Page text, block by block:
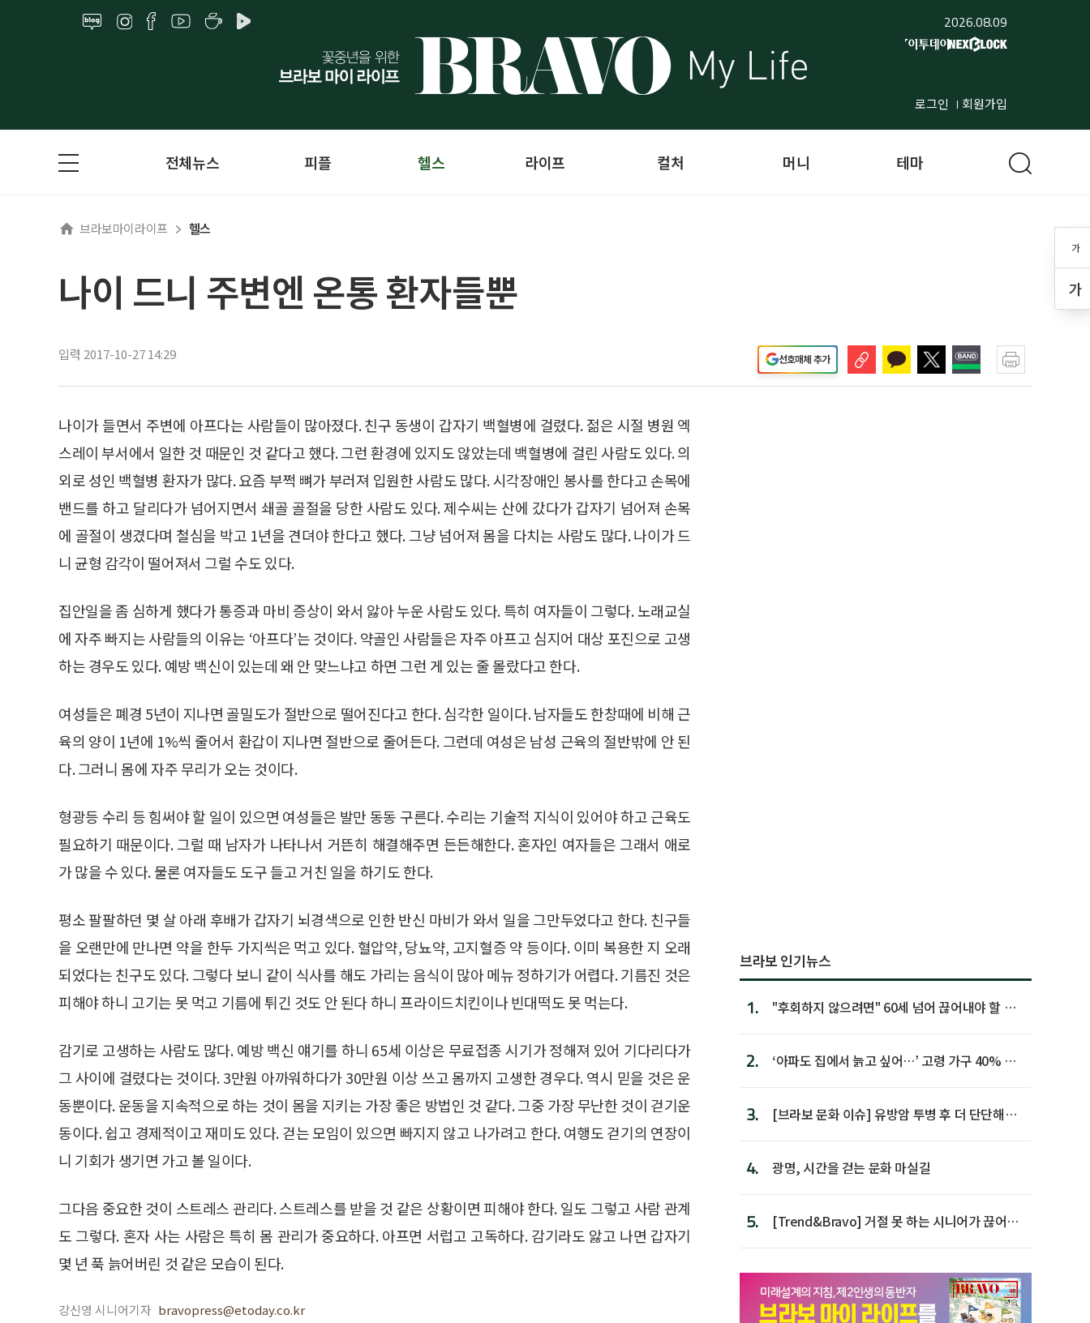
2026.08.09
로그인 회원가입
가
가
전체뉴스 피플 헬스 라이프 컬처 머니 테마
브라보마이라이프 헬스
나이 드니 주변엔 온통 환자들뿐
입력 2017-10-27 14:29 선호매체 추가
나이가 들면서 주변에 아프다는 사람들이 많아졌다. 친구 동생이 갑자기 백혈병에 걸렸다. 젊은 시절 병원 엑
스레이 부서에서 일한 것 때문인 것 같다고 했다. 그런 환경에 있지도 않았는데 백혈병에 걸린 사람도 있다. 의
외로 성인 백혈병 환자가 많다. 요즘 부쩍 뼈가 부러져 입원한 사람도 많다. 시각장애인 봉사를 한다고 손목에
밴드를 하고 달리다가 넘어지면서 쇄골 골절을 당한 사람도 있다. 제수씨는 산에 갔다가 갑자기 넘어져 손목
에 골절이 생겼다며 철심을 박고 1년을 견뎌야 한다고 했다. 그냥 넘어져 몸을 다치는 사람도 많다. 나이가 드
니 균형 감각이 떨어져서 그럴 수도 있다.
집안일을 좀 심하게 했다가 통증과 마비 증상이 와서 앓아 누운 사람도 있다. 특히 여자들이 그렇다. 노래교실
에 자주 빠지는 사람들의 이유는 ‘아프다’는 것이다. 약골인 사람들은 자주 아프고 심지어 대상 포진으로 고생
하는 경우도 있다. 예방 백신이 있는데 왜 안 맞느냐고 하면 그런 게 있는 줄 몰랐다고 한다.
여성들은 폐경 5년이 지나면 골밀도가 절반으로 떨어진다고 한다. 심각한 일이다. 남자들도 한창때에 비해 근
육의 양이 1년에 1%씩 줄어서 환갑이 지나면 절반으로 줄어든다. 그런데 여성은 남성 근육의 절반밖에 안 된
다. 그러니 몸에 자주 무리가 오는 것이다.
형광등 수리 등 힘써야 할 일이 있으면 여성들은 발만 동동 구른다. 수리는 기술적 지식이 있어야 하고 근육도
필요하기 때문이다. 그럴 때 남자가 나타나서 거뜬히 해결해주면 든든해한다. 혼자인 여자들은 그래서 애로
가 많을 수 있다. 물론 여자들도 도구 들고 거친 일을 하기도 한다.
평소 팔팔하던 몇 살 아래 후배가 갑자기 뇌경색으로 인한 반신 마비가 와서 일을 그만두었다고 한다. 친구들
을 오랜만에 만나면 약을 한두 가지씩은 먹고 있다. 혈압약, 당뇨약, 고지혈증 약 등이다. 이미 복용한 지 오래
되었다는 친구도 있다. 그렇다 보니 같이 식사를 해도 가리는 음식이 많아 메뉴 정하기가 어렵다. 기름진 것은
피해야 하니 고기는 못 먹고 기름에 튀긴 것도 안 된다 하니 프라이드치킨이나 빈대떡도 못 먹는다.
감기로 고생하는 사람도 많다. 예방 백신 얘기를 하니 65세 이상은 무료접종 시기가 정해져 있어 기다리다가
그 사이에 걸렸다는 것이다. 3만원 아까워하다가 30만원 이상 쓰고 몸까지 고생한 경우다. 역시 믿을 것은 운
동뿐이다. 운동을 지속적으로 하는 것이 몸을 지키는 가장 좋은 방법인 것 같다. 그중 가장 무난한 것이 걷기운
동이다. 쉽고 경제적이고 재미도 있다. 걷는 모임이 있으면 빠지지 않고 나가려고 한다. 여행도 걷기의 연장이
니 기회가 생기면 가고 볼 일이다.
그다음 중요한 것이 스트레스 관리다. 스트레스를 받을 것 같은 상황이면 피해야 한다. 일도 그렇고 사람 관계
도 그렇다. 혼자 사는 사람은 특히 몸 관리가 중요하다. 아프면 서럽고 고독하다. 감기라도 앓고 나면 갑자기
몇 년 푹 늙어버린 것 같은 모습이 된다.
강신영 시니어기자 bravopress@etoday.co.kr
브라보 인기뉴스
1.
"후회하지 않으려면" 60세 넘어 끊어내야 할 사
2.
‘아파도 집에서 늙고 싶어…’ 고령 가구 40% 노
3.
[브라보 문화 이슈] 유방암 투병 후 더 단단해진
4. 광명, 시간을 걷는 문화 마실길
5.
[Trend&Bravo] 거절 못 하는 시니어가 끊어야